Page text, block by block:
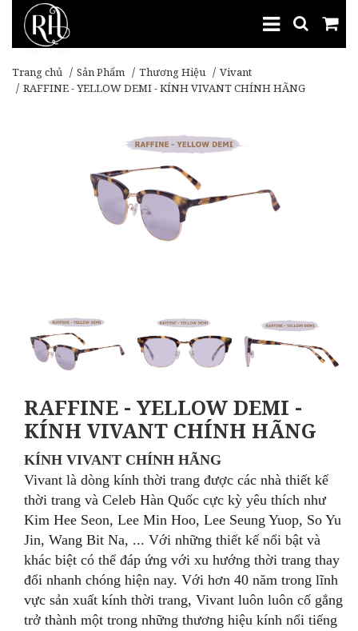
Trang chủ Sản Phẩm Thương Hiệu
Vivant
RAFFINE - YELLOW DEMI - KÍNH VIVANT CHÍNH HÃNG
RAFFINE - YELLOW DEMI -
KÍNH VIVANT CHÍNH HÃNG
KÍNH VIVANT CHÍNH HÃNG
Vivant là dòng kính thời trang được các nhà thiết kế
thời trang và Celeb Hàn Quốc cực kỳ yêu thích như
Kim Hee Seon, Lee Min Hoo, Lee Seung Yuop, So Yu
Jin, Wang Bit Na, ... Với những thiết kế nổi bật và
khác biệt có thể đáp ứng với xu hướng thời trang thay
đổi nhanh chóng hiện nay. Với hơn 40 năm trong lĩnh
vực sản xuất kính thời trang, Vivant luôn luôn cố gắng
trở thành một trong những thương hiệu kính nổi tiếng